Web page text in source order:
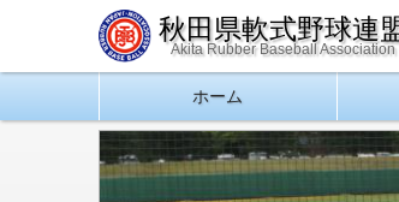
秋田県軟式野球連
Akita Rubber Baseball Association
ホーム